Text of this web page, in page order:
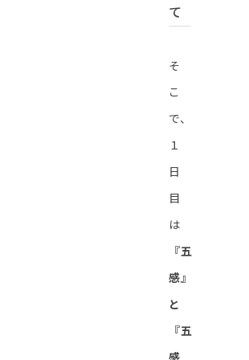
て
そ
こ
で、
１
日
目
は
『五
感』
と
『五
感